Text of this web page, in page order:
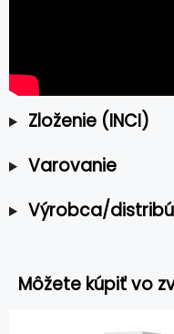
Zloženie (INCI)
Varovanie
Výrobca/
Môžete kúpiť vo